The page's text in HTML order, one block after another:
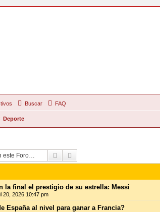
Buscar FAQ
Deporte
Buscar
la final el prestigio de su estrella: Messi
20, 2026 10:47 pm
España al nivel para ganar a Francia?